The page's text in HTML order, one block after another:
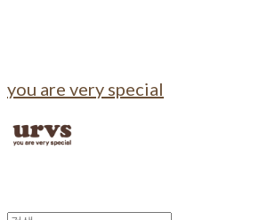
you are very special